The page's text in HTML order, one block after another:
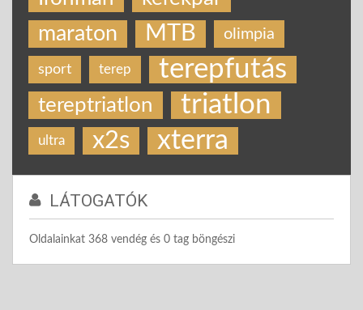
maraton MTB olimpia
sport terep terepfutás
tereptriatlon triatlon
ultra x2s xterra
LÁTOGATÓK
Oldalainkat 368 vendég és 0 tag böngészi